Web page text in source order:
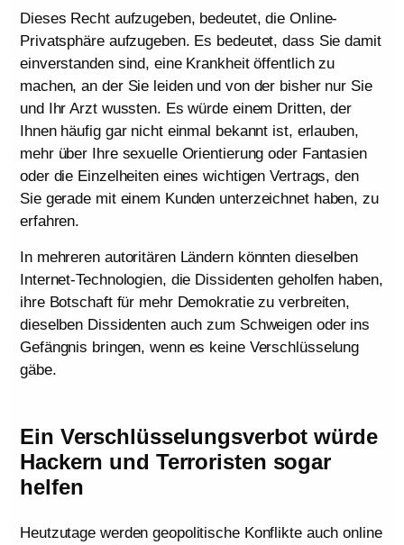
Dieses Recht aufzugeben, bedeutet, die Online-
Privatsphäre aufzugeben. Es bedeutet, dass Sie damit
einverstanden sind, eine Krankheit öffentlich zu
machen, an der Sie leiden und von der bisher nur Sie
und Ihr Arzt wussten. Es würde einem Dritten, der
Ihnen häufig gar nicht einmal bekannt ist, erlauben,
mehr über Ihre sexuelle Orientierung oder Fantasien
oder die Einzelheiten eines wichtigen Vertrags, den
Sie gerade mit einem Kunden unterzeichnet haben, zu
erfahren.
In mehreren autoritären Ländern könnten dieselben
Internet-Technologien, die Dissidenten geholfen haben,
ihre Botschaft für mehr Demokratie zu verbreiten,
dieselben Dissidenten auch zum Schweigen oder ins
Gefängnis bringen, wenn es keine Verschlüsselung
gäbe.
Ein Verschlüsselungsverbot würde
Hackern und Terroristen sogar
helfen
Heutzutage werden geopolitische Konflikte auch online